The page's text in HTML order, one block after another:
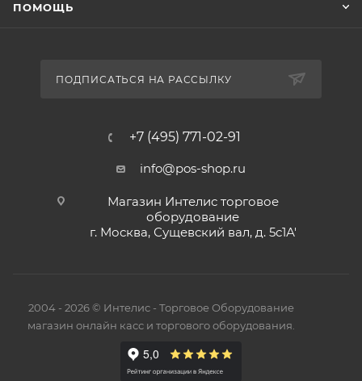
ПОМОЩЬ
ПОДПИСАТЬСЯ НА РАССЫЛКУ
+7 (495) 771-02-91
info@pos-shop.ru
Магазин Интелис торговое
оборудование
г. Москва, Сущевский вал, д. 5с1А'
2004 - 2026 © Интелис - Торговое Оборудование
магазин онлайн касс и торгового оборудования.